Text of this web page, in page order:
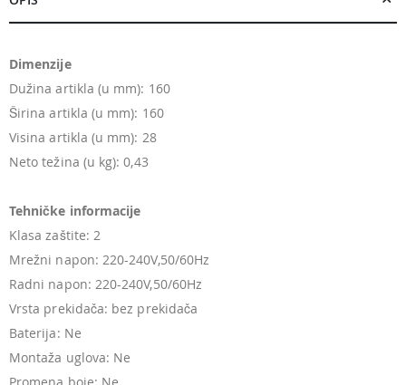
Dimenzije
Dužina artikla (u mm): 160
Širina artikla (u mm): 160
Visina artikla (u mm): 28
Neto težina (u kg): 0,43
Tehničke informacije
Klasa zaštite: 2
Mrežni napon: 220-240V,50/60Hz
Radni napon: 220-240V,50/60Hz
Vrsta prekidača: bez prekidača
Baterija: Ne
Montaža uglova: Ne